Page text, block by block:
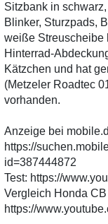
Sitzbank in
Blinker, Sturzpads,
weiße Streuscheibe
Hinterrad-
Kätzchen und hat
(Metzeler Roadtec
vorhanden.
Anzeige bei
https://
id=387444872
Test: https://
Vergleich Honda
https://